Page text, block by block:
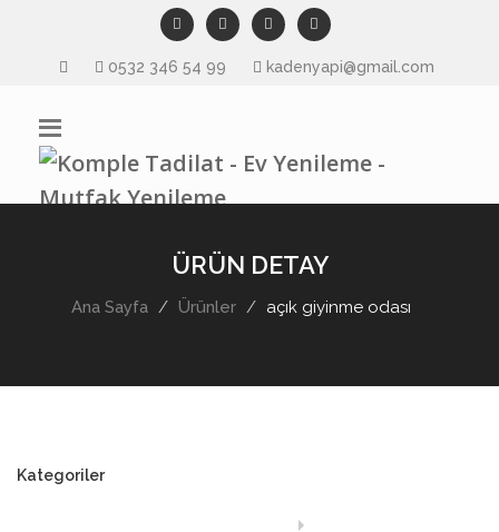
0532 346 54 99 kadenyapi@gmail.com
ÜRÜN DETAY
Ana Sayfa Ürünler açık giyinme odası
Kategoriler